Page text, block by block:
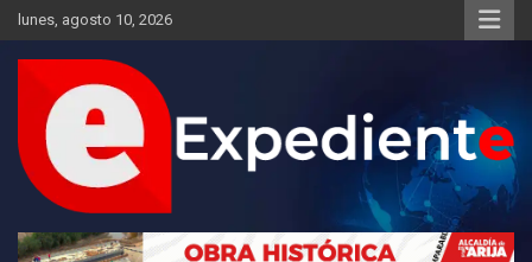
Saltar
al
contenido
lunes, agosto 10, 2026
Expediente